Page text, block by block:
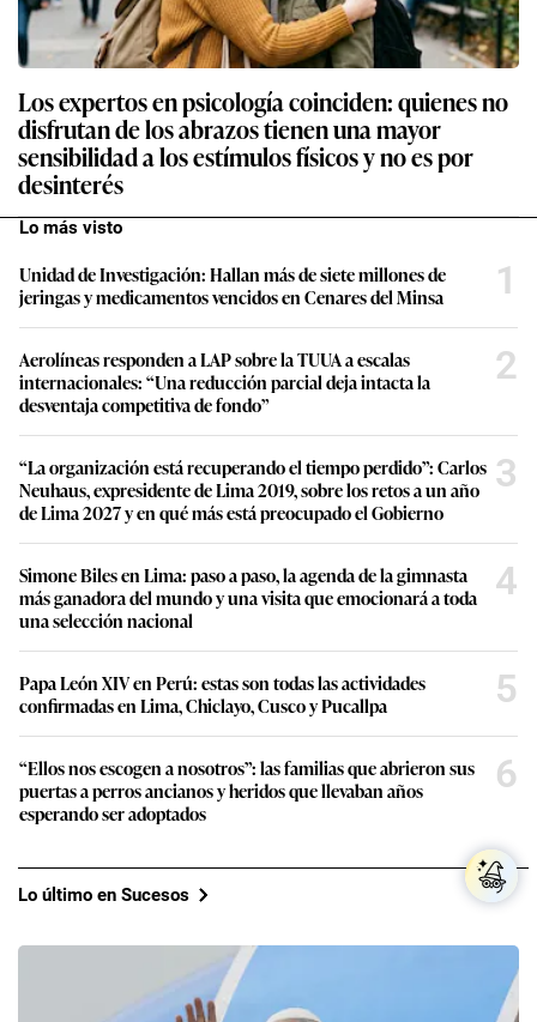
Los expertos en psicología coinciden: quienes no
disfrutan de los abrazos tienen una mayor
sensibilidad a los estímulos físicos y no es por
desinterés
Lo más visto
Unidad de Investigación: Hallan más de siete millones de
jeringas y medicamentos vencidos en Cenares del Minsa
1
Aerolíneas responden a LAP sobre la TUUA a escalas
internacionales: “Una reducción parcial deja intacta la
desventaja competitiva de fondo”
2
“La organización está recuperando el tiempo perdido”: Carlos
Neuhaus, expresidente de Lima 2019, sobre los retos a un año
de Lima 2027 y en qué más está preocupado el Gobierno
3
Simone Biles en Lima: paso a paso, la agenda de la gimnasta
más ganadora del mundo y una visita que emocionará a toda
una selección nacional
4
Papa León XIV en Perú: estas son todas las actividades
confirmadas en Lima, Chiclayo, Cusco y Pucallpa
5
“Ellos nos escogen a nosotros”: las familias que abrieron sus
puertas a perros ancianos y heridos que llevaban años
esperando ser adoptados
6
Lo último en Sucesos